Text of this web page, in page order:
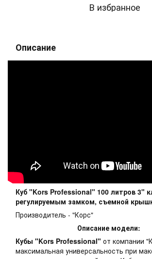
В избранное
Описание
Куб "Kors Professional" 100 литров 3"
регулируемым замком, съемной
Производитель - "Корс"
Описание модели:
Кубы "Kors Professional" от компании
максимальная универсальность при